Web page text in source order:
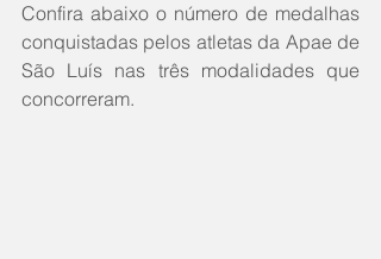
Confira abaixo o número de medalhas
conquistadas pelos atletas da Apae de
São Luís nas três modalidades que
concorreram.